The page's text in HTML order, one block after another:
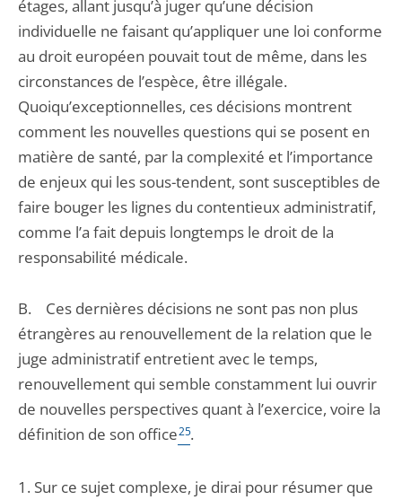
étages, allant jusqu’à juger qu’une décision
individuelle ne faisant qu’appliquer une loi conforme
au droit européen pouvait tout de même, dans les
circonstances de l’espèce, être illégale.
Quoiqu’exceptionnelles, ces décisions montrent
comment les nouvelles questions qui se posent en
matière de santé, par la complexité et l’importance
de enjeux qui les sous-tendent, sont susceptibles de
faire bouger les lignes du contentieux administratif,
comme l’a fait depuis longtemps le droit de la
responsabilité médicale.
B. Ces dernières décisions ne sont pas non plus
étrangères au renouvellement de la relation que le
juge administratif entretient avec le temps,
renouvellement qui semble constamment lui ouvrir
de nouvelles perspectives quant à l’exercice, voire la
définition de son office25.
1. Sur ce sujet complexe, je dirai pour résumer que